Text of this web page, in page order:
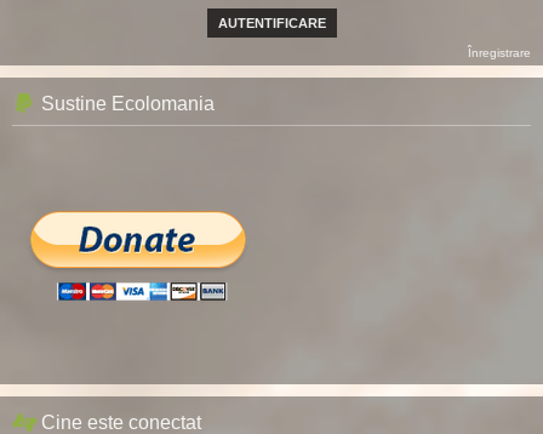
Înregistrare
Sustine Ecolomania
Cine este conectat